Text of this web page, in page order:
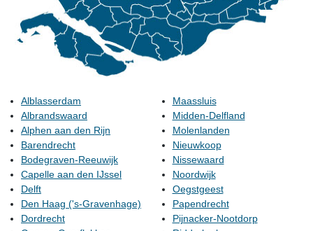
Alblasserdam
Albrandswaard
Alphen aan den Rijn
Barendrecht
Bodegraven-Reeuwijk
Capelle aan den IJssel
Delft
Den Haag ('s-Gravenhage)
Dordrecht
Maassluis
Midden-Delfland
Molenlanden
Nieuwkoop
Nissewaard
Noordwijk
Oegstgeest
Papendrecht
Pijnacker-Nootdorp